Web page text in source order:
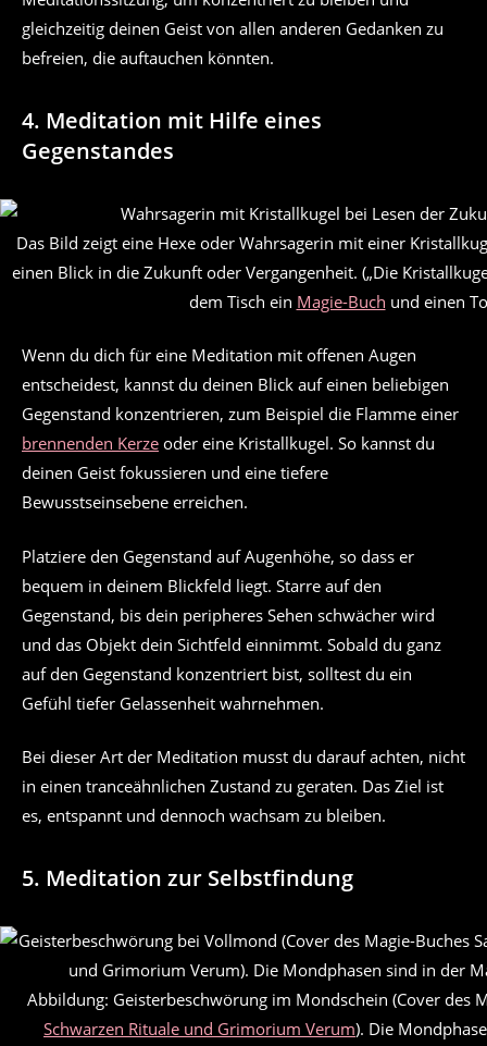
gleichzeitig deinen Geist von allen anderen Gedanken zu
befreien, die auftauchen könnten.
4. Meditation mit Hilfe eines
Gegenstandes
Das Bild zeigt eine Hexe oder Wahrsagerin mit einer
einen Blick in die Zukunft oder Vergangenheit. („Die
dem Tisch ein Magie-Buch und einen
Wenn du dich für eine Meditation mit offenen Augen
entscheidest, kannst du deinen Blick auf einen beliebigen
Gegenstand konzentrieren, zum Beispiel die Flamme einer
brennenden Kerze oder eine Kristallkugel. So kannst du
deinen Geist fokussieren und eine tiefere
Bewusstseinsebene erreichen.
Platziere den Gegenstand auf Augenhöhe, so dass er
bequem in deinem Blickfeld liegt. Starre auf den
Gegenstand, bis dein peripheres Sehen schwächer wird
und das Objekt dein Sichtfeld einnimmt. Sobald du ganz
auf den Gegenstand konzentriert bist, solltest du ein
Gefühl tiefer Gelassenheit wahrnehmen.
Bei dieser Art der Meditation musst du darauf achten, nicht
in einen tranceähnlichen Zustand zu geraten. Das Ziel ist
es, entspannt und dennoch wachsam zu bleiben.
5. Meditation zur Selbstfindung
Abbildung: Geisterbeschwörung im Mondschein (Cover des
Schwarzen Rituale und Grimorium Verum). Die